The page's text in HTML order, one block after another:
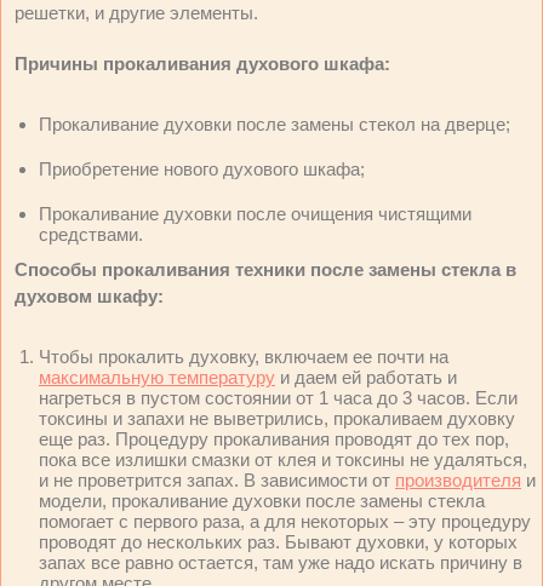
решетки, и другие элементы.
Причины прокаливания духового шкафа:
Прокаливание духовки после замены стекол на дверце;
Приобретение нового духового шкафа;
Прокаливание духовки после очищения чистящими
средствами.
Способы прокаливания техники после замены стекла в
духовом шкафу:
Чтобы прокалить духовку, включаем ее почти на
максимальную температуру и даем ей работать и
нагреться в пустом состоянии от 1 часа до 3 часов. Если
токсины и запахи не выветрились, прокаливаем духовку
еще раз. Процедуру прокаливания проводят до тех пор,
пока все излишки смазки от клея и токсины не удаляться,
и не проветрится запах. В зависимости от производителя и
модели, прокаливание духовки после замены стекла
помогает с первого раза, а для некоторых – эту процедуру
проводят до нескольких раз. Бывают духовки, у которых
запах все равно остается, там уже надо искать причину в